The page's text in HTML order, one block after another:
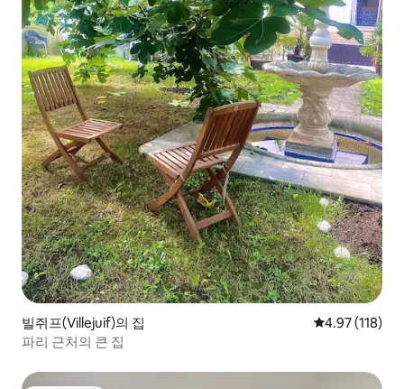
빌쥐프(Villejuif)의 집 평점 4.97점(5
4.97 (118)
파리 근처의 큰 집